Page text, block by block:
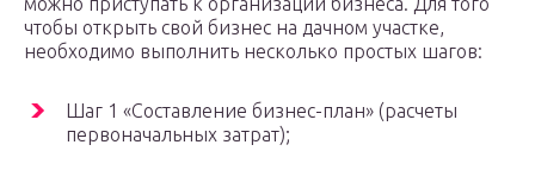
чтобы открыть свой бизнес на дачном участке,
необходимо выполнить несколько простых шагов:
Шаг 1 «Составление бизнес-план» (расчеты
первоначальных затрат);